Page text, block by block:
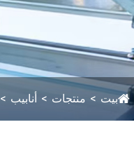
بيت منتجات أنابيب